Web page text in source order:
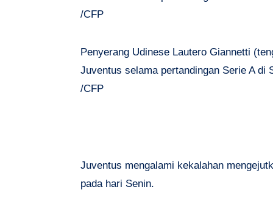
/CFP
Penyerang Udinese Lautero Giannetti
Juventus selama pertandingan Serie A di
/CFP
Juventus mengalami kekalahan
pada hari Senin.